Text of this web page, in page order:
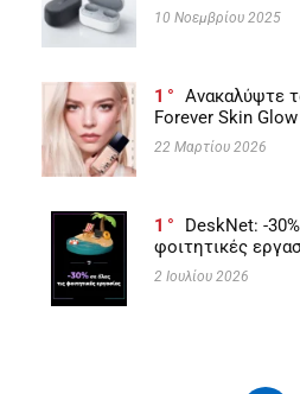
10 Νοεμβρίου 2025
1
Ανακαλύψτε
Forever Skin
22 Μαρτίου 2026
1
DeskNet: -
φοιτητικές
2 Ιουλίου 2026